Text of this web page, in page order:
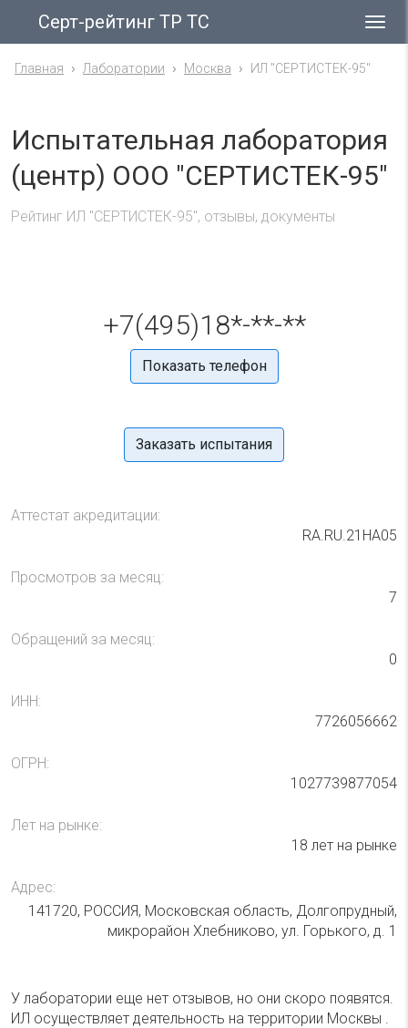
Серт-рейтинг ТР ТС
Главная Лаборатории Москва ИЛ "СЕРТИСТЕК-95"
Испытательная лаборатория
(центр) ООО "СЕРТИСТЕК-95"
Рейтинг ИЛ "СЕРТИСТЕК-95", отзывы, документы
+7(495)18*-**-**
Показать телефон
Заказать испытания
Аттестат акредитации:
RA.RU.21НА05
Просмотров за месяц:
7
Обращений за месяц:
0
ИНН:
7726056662
ОГРН:
1027739877054
Лет на рынке:
18 лет на рынке
Адрес:
141720, РОССИЯ, Московская область, Долгопрудный,
микрорайон Хлебниково, ул. Горького, д. 1
У лаборатории еще нет отзывов, но они скоро появятся.
ИЛ осуществляет деятельность на территории Москвы .